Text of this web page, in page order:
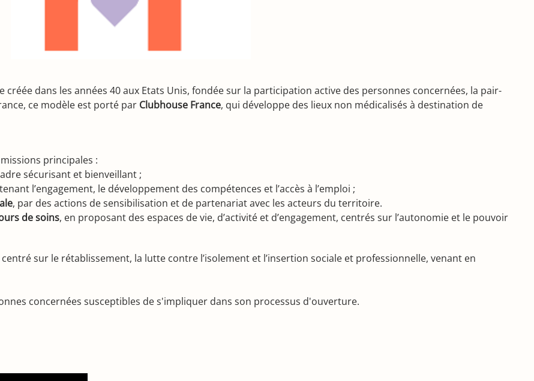
dans les années 40 aux Etats Unis, fondée sur la participation active des personnes concernées, la pair-
ce modèle est porté par Clubhouse France, qui développe des lieux non médicalisés à destination de
principales :
sécurisant et bienveillant ;
l’engagement, le développement des compétences et l’accès à l’emploi ;
, par des actions de sensibilisation et de partenariat avec les acteurs du territoire.
de soins, en proposant des espaces de vie, d’activité et d’engagement, centrés sur l’autonomie et le pouvoir
sur le rétablissement, la lutte contre l’isolement et l’insertion sociale et professionnelle, venant en
concernées susceptibles de s'impliquer dans son processus d'ouverture.